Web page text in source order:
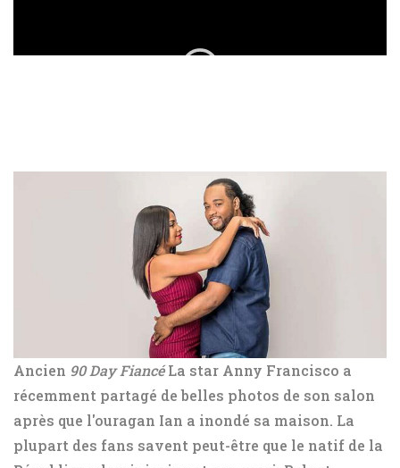
Ancien 90 Day Fiancé La star Anny Francisco a
récemment partagé de belles photos de son salon
après que l'ouragan Ian a inondé sa maison. La
plupart des fans savent peut-être que le natif de la